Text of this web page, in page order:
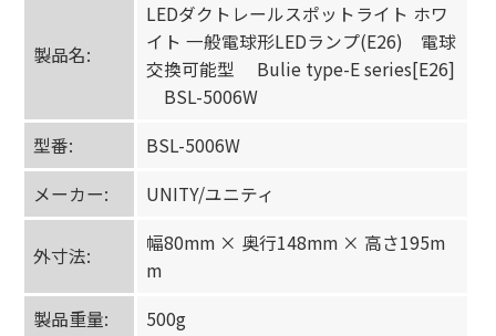
製品名:
LEDダクトレールスポットライト ホワ
イト 一般電球形LEDランプ(E26) 電球
交換可能型 Bulie type-E series[E26]
BSL-5006W
型番:
BSL-5006W
メーカー:
UNITY/ユニティ
外寸法:
幅80mm × 奥行148mm × 高さ195m
m
製品重量:
500g